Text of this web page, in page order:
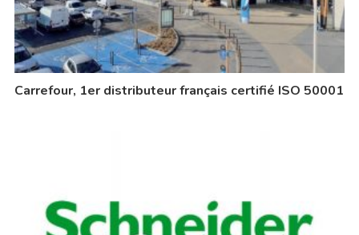
Carrefour, 1er distributeur français certifié ISO 50001